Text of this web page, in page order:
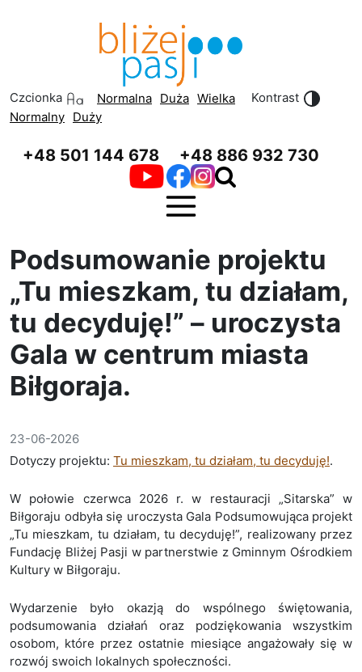
Czcionka Normalna Duża Wielka
Kontrast
Normalny Duży
+48 501 144 678 +48 886 932 730
Podsumowanie projektu
„Tu mieszkam, tu działam,
tu decyduję!” – uroczysta
Gala w centrum miasta
Biłgoraja.
23-06-2026
Dotyczy projektu: Tu mieszkam, tu działam, tu decyduję!.
W połowie czerwca 2026 r. w restauracji „Sitarska” w
Biłgoraju odbyła się uroczysta Gala Podsumowująca projekt
„Tu mieszkam, tu działam, tu decyduję!”, realizowany przez
Fundację Bliżej Pasji w partnerstwie z Gminnym Ośrodkiem
Kultury w Biłgoraju.
Wydarzenie było okazją do wspólnego świętowania,
podsumowania działań oraz podziękowania wszystkim
osobom, które przez ostatnie miesiące angażowały się w
rozwój swoich lokalnych społeczności.